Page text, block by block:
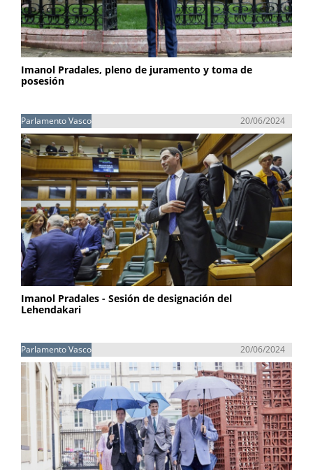
Imanol Pradales, pleno de juramento y toma de
posesión
Parlamento Vasco 20/06/2024
Imanol Pradales - Sesión de designación del
Lehendakari
Parlamento Vasco 20/06/2024